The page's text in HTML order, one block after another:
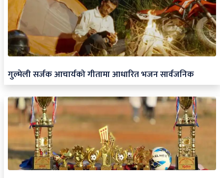
गुल्मेली सर्जक आचार्यको गीतामा आधारित भजन सार्वजनिक